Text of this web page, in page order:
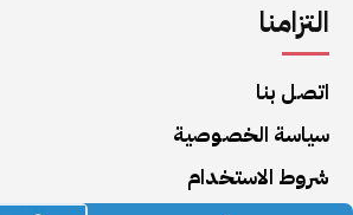
التزامنا
اتصل بنا
سياسة الخصوصية
شروط الاستخدام